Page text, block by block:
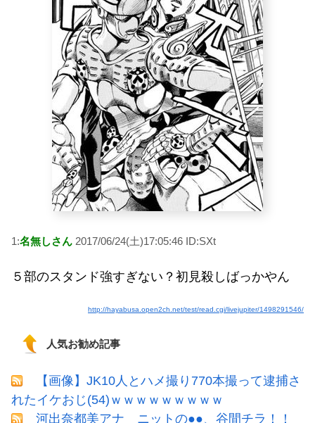
1:名無しさん 2017/06/24(土)17:05:46 ID:SXt
５部のスタンド強すぎない？初見殺しばっかやん
http://hayabusa.open2ch.net/test/read.cgi/livejupiter/1498291546/
人気お勧め記事
【画像】JK10人とハメ撮り770本撮って逮捕さ
れたイケおじ(54)ｗｗｗｗｗｗｗｗｗ
河出奈都美アナ ニットの●●、谷間チラ！！